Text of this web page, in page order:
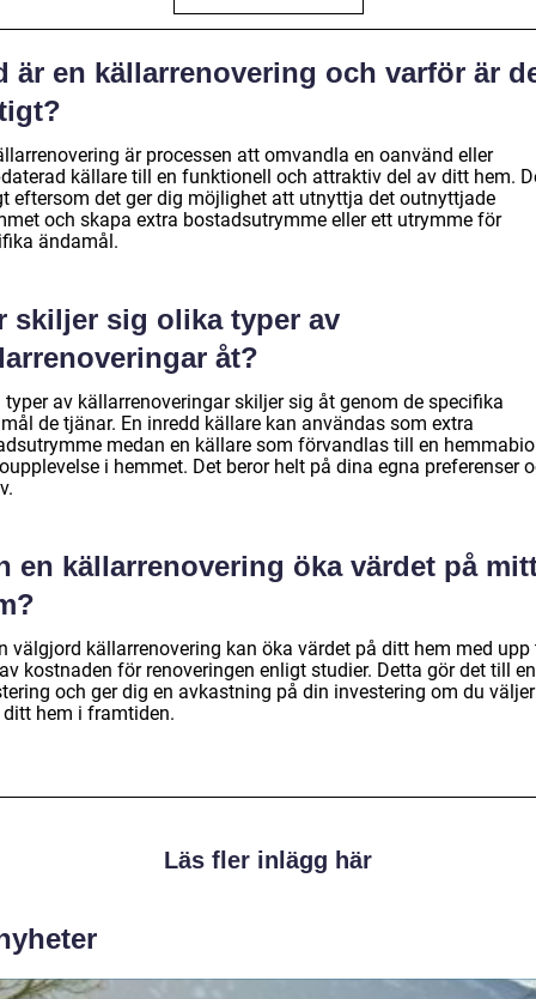
är en källarrenovering och varför är
är processen att omvandla en oanvänd eller
källare till en funktionell och attraktiv del av ditt hem.
eftersom det ger dig möjlighet att utnyttja det outnyttjade
och skapa extra bostadsutrymme eller ett utrymme för
ändamål.
skiljer sig olika typer av
åt?
typer av källarrenoveringar skiljer sig åt genom de specifika
de tjänar. En inredd källare kan användas som extra
medan en källare som förvandlas till en
i hemmet. Det beror helt på dina egna preferenser
en källarrenovering öka värdet på
välgjord källarrenovering kan öka värdet på ditt hem med upp
kostnaden för renoveringen enligt studier. Detta gör det till
och ger dig en avkastning på din investering om du
hem i framtiden.
Läs fler inlägg här